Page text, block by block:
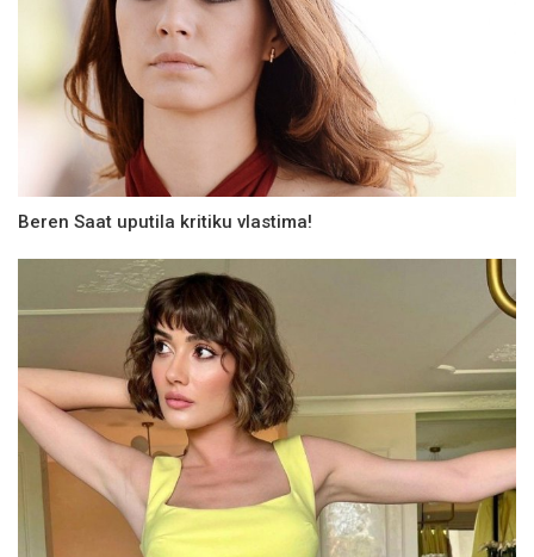
Beren Saat uputila kritiku vlastima!